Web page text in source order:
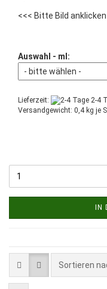
<<< Bitte Bild anklicken
Auswahl - ml:
Lieferzeit: 2-4
Versandgewicht: 0,4kg je
Sortieren
Sortieren